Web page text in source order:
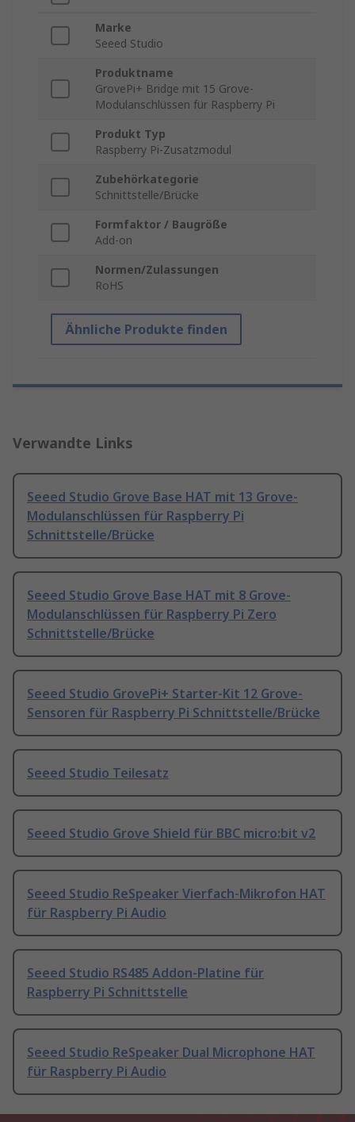
Marke
Seeed Studio
Produktname
GrovePi+ Bridge mit 15 Grove-
Modulanschlüssen für Raspberry Pi
Produkt Typ
Raspberry Pi-Zusatzmodul
Zubehörkategorie
Schnittstelle/Brücke
Formfaktor / Baugröße
Add-on
Normen/Zulassungen
RoHS
Ähnliche Produkte finden
Verwandte Links
Seeed Studio Grove Base HAT mit 13 Grove-
Modulanschlüssen für Raspberry Pi
Schnittstelle/Brücke
Seeed Studio Grove Base HAT mit 8 Grove-
Modulanschlüssen für Raspberry Pi Zero
Schnittstelle/Brücke
Seeed Studio GrovePi+ Starter-Kit 12 Grove-
Sensoren für Raspberry Pi Schnittstelle/Brücke
Seeed Studio Teilesatz
Seeed Studio Grove Shield für BBC micro:bit v2
Seeed Studio ReSpeaker Vierfach-Mikrofon HAT
für Raspberry Pi Audio
Seeed Studio RS485 Addon-Platine für
Raspberry Pi Schnittstelle
Seeed Studio ReSpeaker Dual Microphone HAT
für Raspberry Pi Audio